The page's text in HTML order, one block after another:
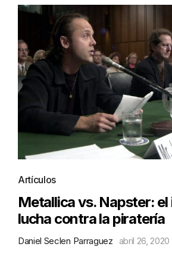
Artículos
Metallica vs. Napster: el
lucha contra la piratería
Daniel Seclen Parraguez abril 26,